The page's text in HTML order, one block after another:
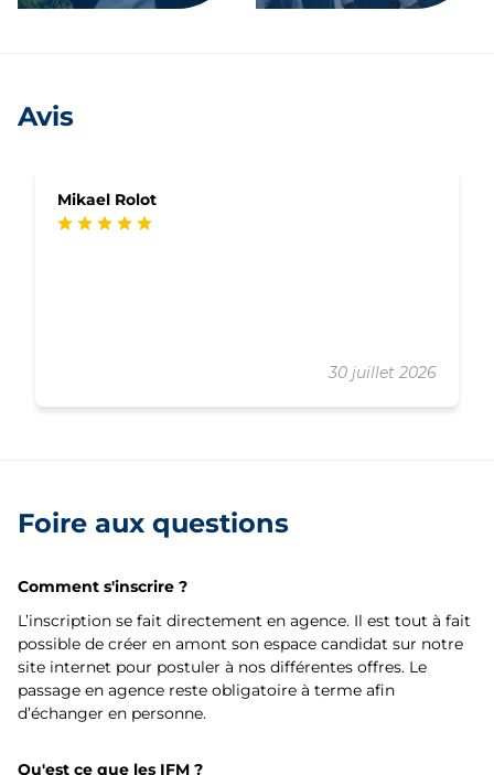
Avis
Mikael Rolot
30 juillet 2026
Foire aux questions
Comment s'inscrire ?
L’inscription se fait directement en agence. Il est tout à fait
possible de créer en amont son espace candidat sur notre
site internet pour postuler à nos différentes offres. Le
passage en agence reste obligatoire à terme afin
d’échanger en personne.
Qu'est ce que les IFM ?